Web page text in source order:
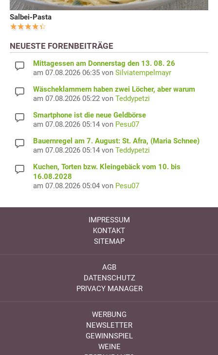
Salbei-Pasta
NEUESTE FORENBEITRÄGE
Mittagessen am Donnerstag den 13. 08. 26
am 07.08.2026 06:35 von Silviatempelmayr
Wäscheklammern haben zwei Löcher, aber warum
am 07.08.2026 05:22 von Teddypetzi
Smartphone ist die neue Geldbörse
am 07.08.2026 05:14 von Pesu07
Bauernregel am 7. August: St. Afra, (Maria Schnee)
am 07.08.2026 05:14 von Teddypetzi
Kuchen, Torten bzw. Kleingebäck vom 10. bis
16.08.2028
am 07.08.2026 05:04 von Pesu07
IMPRESSUM
KONTAKT
SITEMAP
AGB
DATENSCHUTZ
PRIVACY MANAGER
WERBUNG
NEWSLETTER
GEWINNSPIEL
WEINE